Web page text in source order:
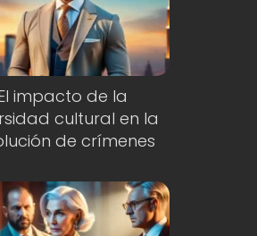
impacto de la
cultural en la
de crímenes